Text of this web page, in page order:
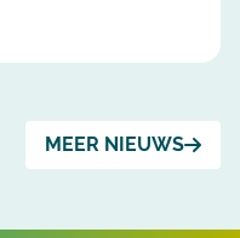
MEER NIEUWS